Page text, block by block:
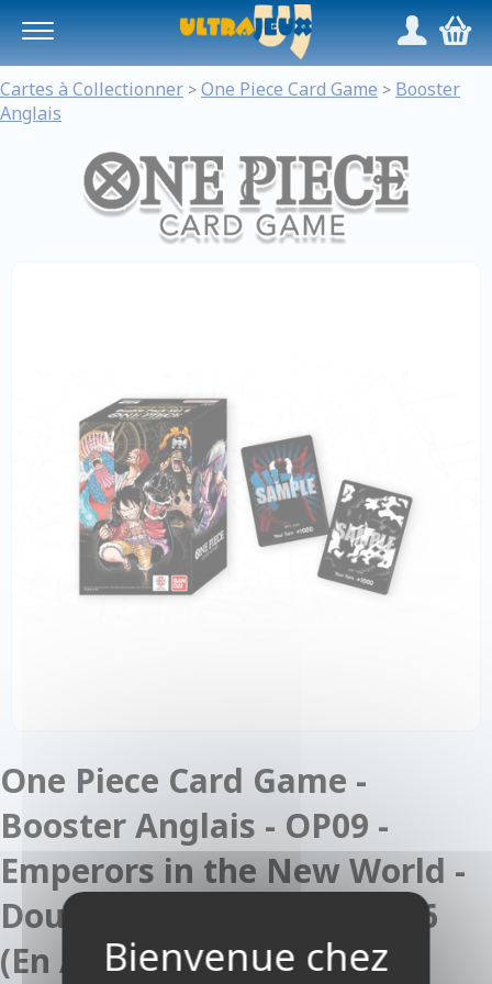
/,
Cartes à Collectionner > One Piece Card Game > Booster
Anglais
One Piece Card Game -
Booster Anglais - OP09 -
Emperors in the New World -
Double Pack Set DP09 Vol.6
(En Anglais)